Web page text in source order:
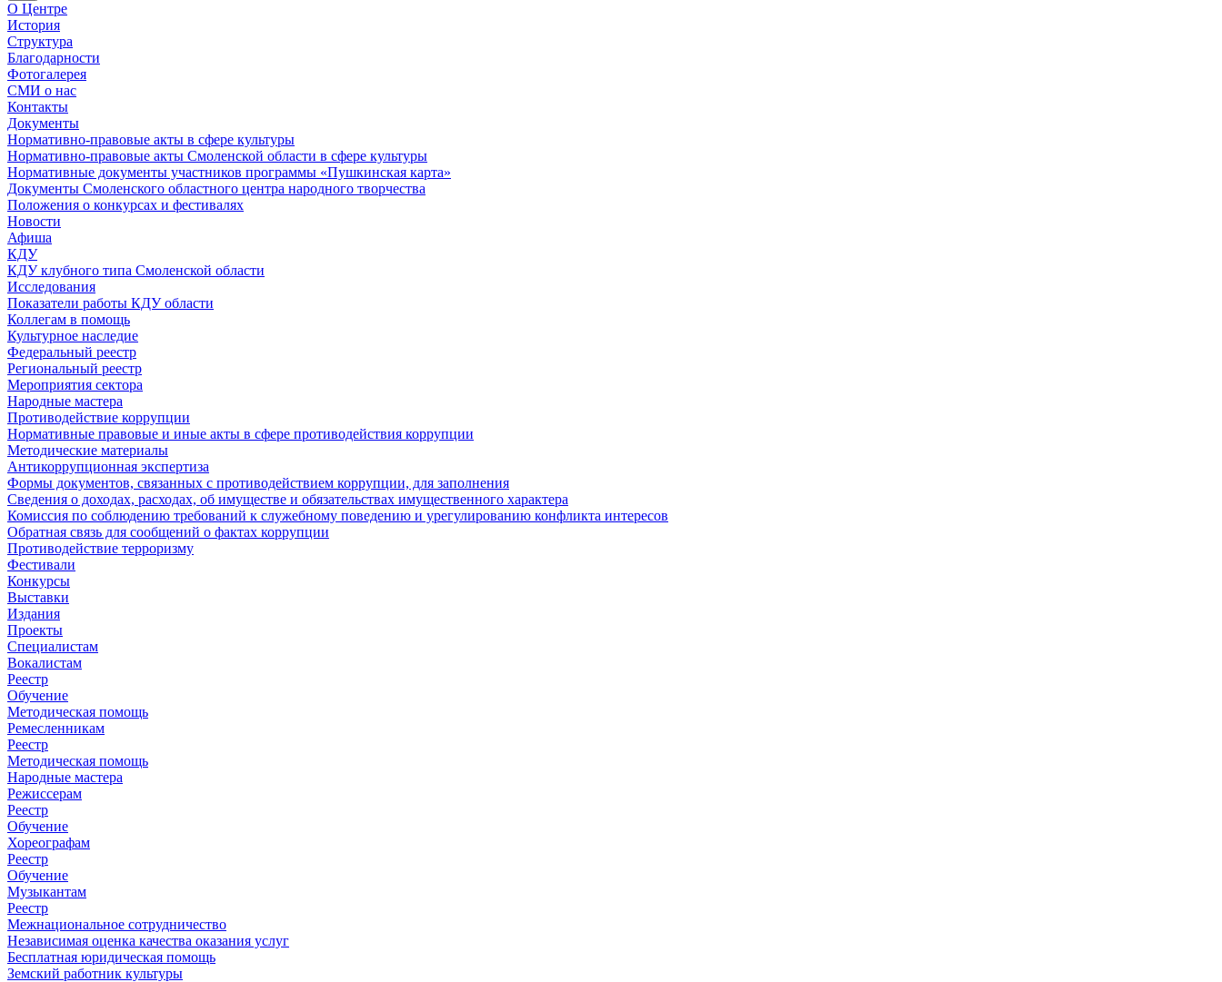
О Центре
История
Структура
Благодарности
Фотогалерея
СМИ о нас
Контакты
Документы
Нормативно-правовые акты в сфере культуры
Нормативно-правовые акты Смоленской области в сфере культуры
Нормативные документы участников программы «Пушкинская карта»
Документы Смоленского областного центра народного творчества
Положения о конкурсах и фестивалях
Новости
Афиша
КДУ
КДУ клубного типа Смоленской области
Исследования
Показатели работы КДУ области
Коллегам в помощь
Культурное наследие
Федеральный реестр
Региональный реестр
Мероприятия сектора
Народные мастера
Противодействие коррупции
Нормативные правовые и иные акты в сфере противодействия коррупции
Методические материалы
Антикоррупционная экспертиза
Формы документов, связанных с противодействием коррупции, для заполнения
Сведения о доходах, расходах, об имуществе и обязательствах имущественного характера
Комиссия по соблюдению требований к служебному поведению и урегулированию конфликта интересов
Обратная связь для сообщений о фактах коррупции
Противодействие терроризму
Фестивали
Конкурсы
Выставки
Издания
Проекты
Специалистам
Вокалистам
Реестр
Обучение
Методическая помощь
Ремесленникам
Реестр
Методическая помощь
Народные мастера
Режиссерам
Реестр
Обучение
Хореографам
Реестр
Обучение
Музыкантам
Реестр
Межнациональное сотрудничество
Независимая оценка качества оказания услуг
Бесплатная юридическая помощь
Земский работник культуры